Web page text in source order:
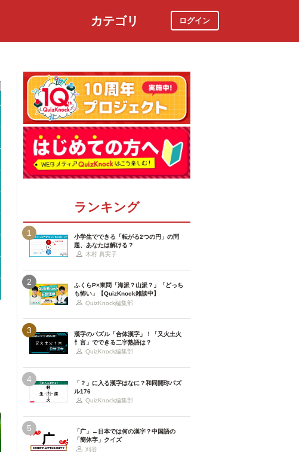
カテゴリ ログイン
ランキング
1
小学生でできる「転がる2つの円」の問
題、あなたは解ける？
木村 真実子
2
ふくらP×東問「海派？山派？」「どっち
も怖い」【QuizKnock雑談中】
QuizKnock編集部
3
漢字のパズル「合体漢字」！「又火土火
忄言」でできる二字熟語は？
QuizKnock編集部
4
「？」に入る漢字はなに？和同開珎パズ
ル176
QuizKnock編集部
5
「广」←日本では何の漢字？中国語の
「簡体字」クイズ
刈谷